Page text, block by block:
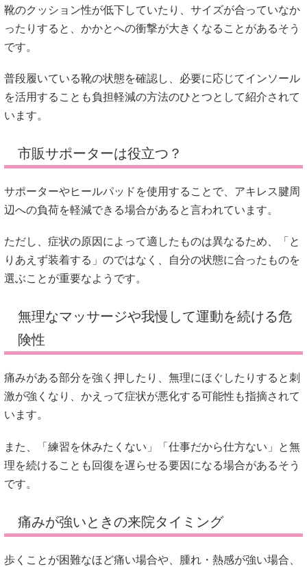
靴のクッション性が低下していたり、サイズが合っていなか
ったりすると、かかとへの衝撃が大きくなることがあるそう
です。
普段履いている靴の状態を確認し、必要に応じてインソール
を活用することも負担軽減の方法のひとつとして紹介されて
います。
市販サポーターは役立つ？
サポーターやヒールパッドを使用することで、アキレス腱周
辺への負荷を軽減できる場合があると言われています。
ただし、症状の原因によって適したものは異なるため、「と
りあえず装着する」のではなく、自分の状態に合ったものを
選ぶことが重要なようです。
無理なマッサージや我慢して運動を続ける危
険性
痛みがある部分を強く押したり、無理にほぐしたりすると刺
激が強くなり、かえって症状が悪化する可能性も指摘されて
います。
また、「練習を休みたくない」「仕事だから仕方ない」と無
理を続けることも回復を遅らせる要因になる場合があるそう
です。
痛みが強いときの来院タイミング
歩くことが困難なほど痛い場合や、腫れ・熱感が強い場合、